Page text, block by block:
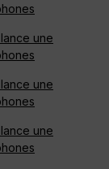
une
une
une